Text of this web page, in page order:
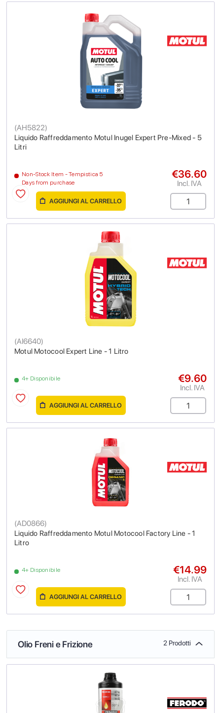
Liquido Raffreddamento Motul Inugel Expert Pre-Mixed - 5
Litri
(AH5822)
Non-Stock Item - Tempistica 5
Days from purchase
€36.60
Incl. IVA
AGGIUNGI AL CARRELLO
Motul Motocool Expert Line - 1 Litro
(AI6640)
4+ Disponibile €9.60
Incl. IVA
AGGIUNGI AL CARRELLO
Liquido Raffreddamento Motul Motocool Factory Line - 1
Litro
(AD0866)
4+ Disponibile €14.99
Incl. IVA
AGGIUNGI AL CARRELLO
Olio Freni e Frizione 2 Prodotti